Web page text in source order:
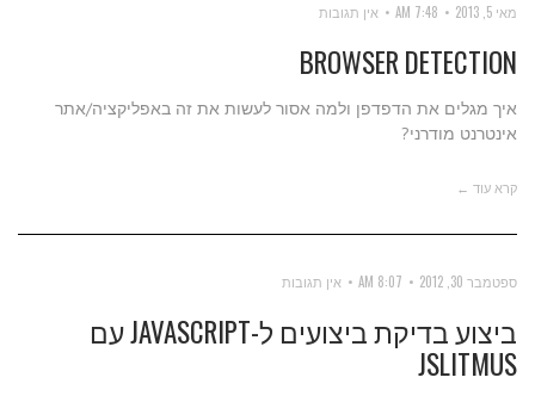
מאי 5, 2013 7:48 AM אין תגובות
BROWSER DETECTION
איך מגלים את הדפדפן ולמה אסור לעשות את זה באפליקציה/אתר
אינטרנט מודרני?
קרא עוד ←
ספטמבר 30, 2012 8:07 AM אין תגובות
ביצוע בדיקת ביצועים ל-JAVASCRIPT עם
JSLITMUS